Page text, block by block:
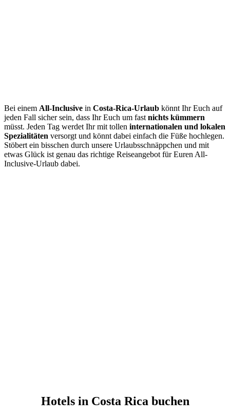
Bei einem All-Inclusive in Costa-Rica-Urlaub könnt Ihr Euch auf
jeden Fall sicher sein, dass Ihr Euch um fast nichts kümmern
müsst. Jeden Tag werdet Ihr mit tollen internationalen und lokalen
Spezialitäten versorgt und könnt dabei einfach die Füße hochlegen.
Stöbert ein bisschen durch unsere Urlaubsschnäppchen und mit
etwas Glück ist genau das richtige Reiseangebot für Euren All-
Inclusive-Urlaub dabei.
Hotels in Costa Rica buchen